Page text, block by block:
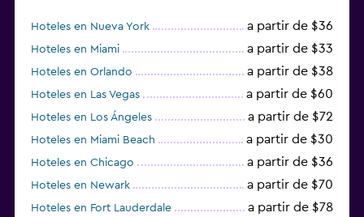
Hoteles en Nueva York a partir de $36
Hoteles en Miami a partir de $33
Hoteles en Orlando a partir de $38
Hoteles en Las Vegas a partir de $60
Hoteles en Los Ángeles a partir de $72
Hoteles en Miami Beach a partir de $30
Hoteles en Chicago a partir de $36
Hoteles en Newark a partir de $70
Hoteles en Fort Lauderdale a partir de $78